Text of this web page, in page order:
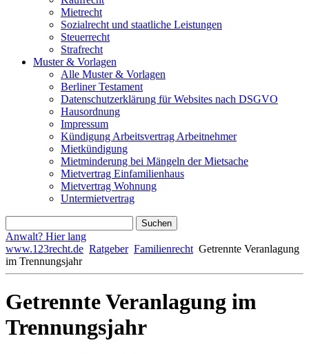
Mietrecht
Sozialrecht und staatliche Leistungen
Steuerrecht
Strafrecht
Muster & Vorlagen
Alle Muster & Vorlagen
Berliner Testament
Datenschutzerklärung für Websites nach DSGVO
Hausordnung
Impressum
Kündigung Arbeitsvertrag Arbeitnehmer
Mietkündigung
Mietminderung bei Mängeln der Mietsache
Mietvertrag Einfamilienhaus
Mietvertrag Wohnung
Untermietvertrag
Anwalt? Hier lang
www.123recht.de Ratgeber Familienrecht Getrennte Veranlagung
im Trennungsjahr
Getrennte Veranlagung im
Trennungsjahr